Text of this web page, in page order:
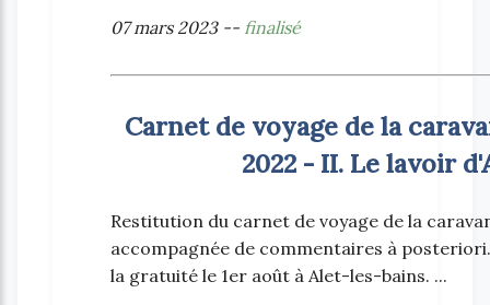
07 mars 2023 -- finalisé
Carnet de voyage de la
2022 - II. Le lavoir
Restitution du carnet de voyage de la
accompagnée de commentaires à
la gratuité le 1er août à Alet-les-bains. ...